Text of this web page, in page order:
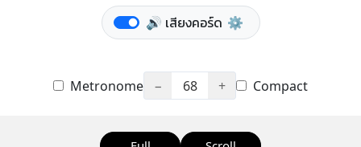
🔊 เสียงคอร์ด ⚙️
Metronome − 68 + Compact